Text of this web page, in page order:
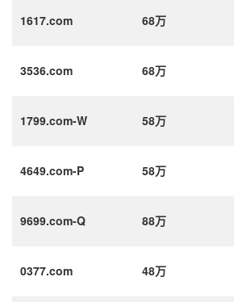
1617.com 68万
3536.com 68万
1799.com-W 58万
4649.com-P 58万
9699.com-Q 88万
0377.com 48万